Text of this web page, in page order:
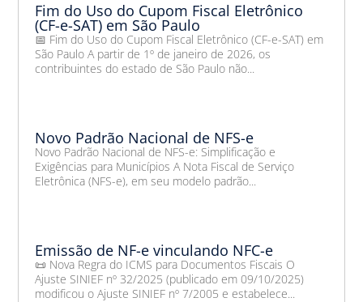
Fim do Uso do Cupom Fiscal Eletrônico
(CF-e-SAT) em São Paulo
📅 Fim do Uso do Cupom Fiscal Eletrônico (CF-e-SAT) em
São Paulo A partir de 1º de janeiro de 2026, os
contribuintes do estado de São Paulo não...
Novo Padrão Nacional de NFS-e
Novo Padrão Nacional de NFS-e: Simplificação e
Exigências para Municípios A Nota Fiscal de Serviço
Eletrônica (NFS-e), em seu modelo padrão...
Emissão de NF-e vinculando NFC-e
📜 Nova Regra do ICMS para Documentos Fiscais O
Ajuste SINIEF nº 32/2025 (publicado em 09/10/2025)
modificou o Ajuste SINIEF nº 7/2005 e estabelece...